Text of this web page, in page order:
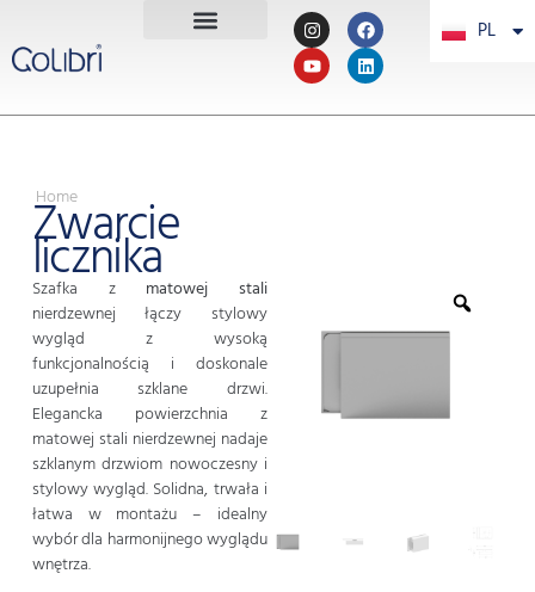
PL
PT
Home
Zwarcie
licznika
Szafka z matowej stali
nierdzewnej łączy stylowy
wygląd z wysoką
funkcjonalnością i doskonale
uzupełnia szklane drzwi.
Elegancka powierzchnia z
matowej stali nierdzewnej nadaje
szklanym drzwiom nowoczesny i
stylowy wygląd. Solidna, trwała i
łatwa w montażu – idealny
wybór dla harmonijnego wyglądu
wnętrza.